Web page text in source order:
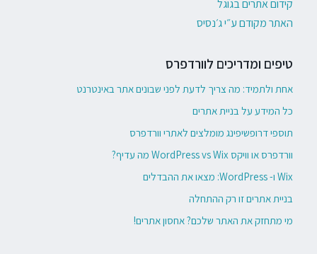
קידום אתרים בגוגל
האתר מקודם ע״י ג׳נסיס
טיפים ומדריכים לוורדפרס
אחת ולתמיד: מה צריך לדעת לפני שבונים אתר באינטרנט
כל המידע על בניית אתרים
תוספי דרופשיפינג מומלצים לאתרי וורדפרס
וורדפרס או וויקס WordPress vs Wix מה עדיף?
Wix ו- WordPress: מצאו את ההבדלים
בניית אתרים זו רק ההתחלה
מי מתחזק את האתר שלכם? אחסון אתרים!